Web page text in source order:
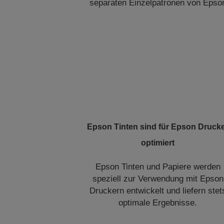
separaten Einzelpatronen von
Epson Tinten sind für Epson
optimiert
Epson Tinten und Papiere werden
speziell zur Verwendung mit Epson
Druckern entwickelt und liefern
optimale Ergebnisse.